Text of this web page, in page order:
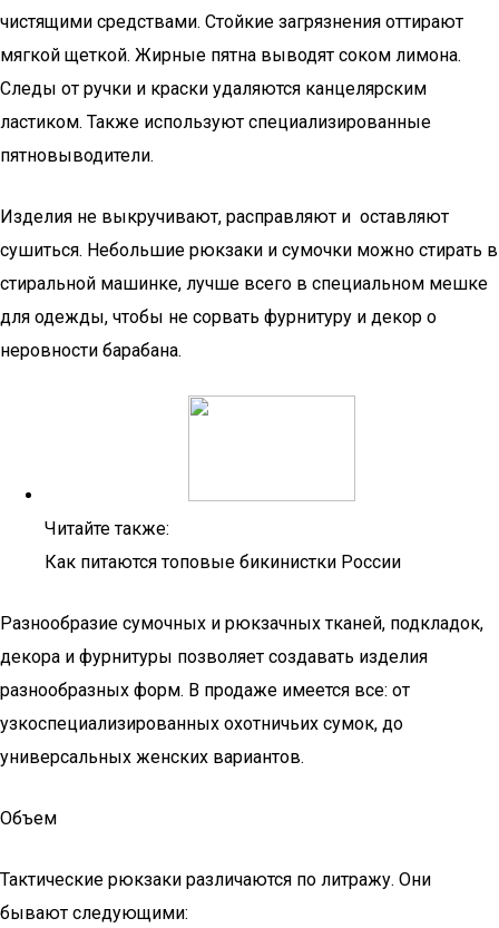
чистящими средствами. Стойкие загрязнения оттирают
мягкой щеткой. Жирные пятна выводят соком лимона.
Следы от ручки и краски удаляются канцелярским
ластиком. Также используют специализированные
пятновыводители.
Изделия не выкручивают, расправляют и оставляют
сушиться. Небольшие рюкзаки и сумочки можно стирать в
стиральной машинке, лучше всего в специальном мешке
для одежды, чтобы не сорвать фурнитуру и декор о
неровности барабана.
Читайте также:
Как питаются топовые бикинистки России
Разнообразие сумочных и рюкзачных тканей, подкладок,
декора и фурнитуры позволяет создавать изделия
разнообразных форм. В продаже имеется все: от
узкоспециализированных охотничьих сумок, до
универсальных женских вариантов.
Объем
Тактические рюкзаки различаются по литражу. Они
бывают следующими: